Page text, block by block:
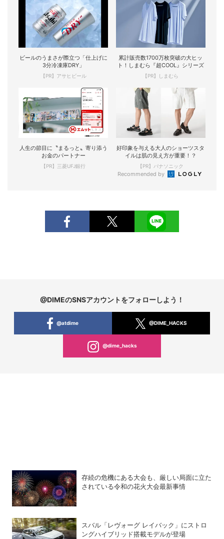
ビールのうまさが際立つ「仕上げに
3分冷凍庫DRY」
【PR】アサヒビール
累計販売数1700万枚突破の大ヒッ
ト！しまむら『超COOL』シリーズ
【PR】しまむら
人生の節目に〝まるっと〟寄り添う
お金のパートナー
【PR】三菱UFJ銀行
好印象を与える大人のショーツスタ
イルは肌の見え方が重要！？
【PR】パナソニック
Recommended by
@DIMEのSNSアカウントをフォローしよう！
@atdime @DIME_HACKS
@dime_hacks
存続の危機にある大会も、厳しい局面に立た
されている令和の花火大会最新事情
スバル「レヴォーグ レイバック」にストロ
ングハイブリッド搭載モデルが登場